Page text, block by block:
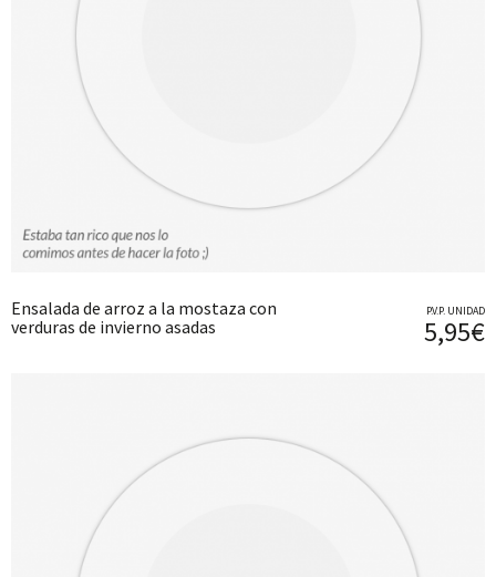
Ensalada de arroz a la mostaza con
verduras de invierno asadas
P.V.P. UNIDAD
5,95€